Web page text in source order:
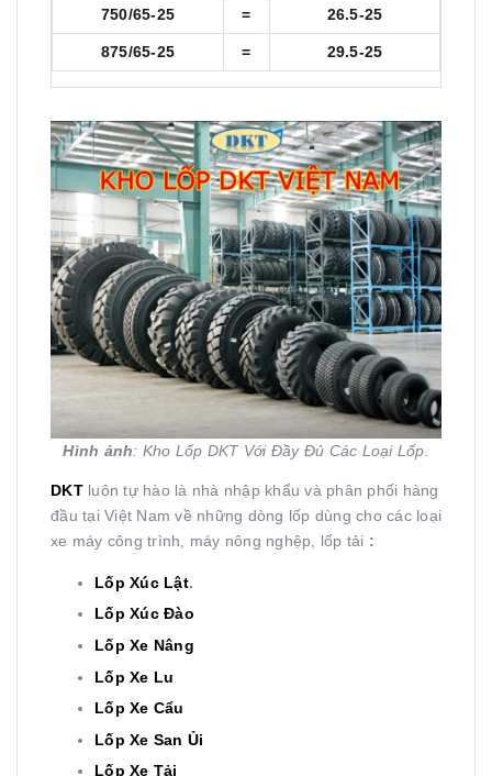
750/65-25 = 26.5-25
875/65-25 = 29.5-25
Hình ảnh: Kho Lốp DKT Với Đầy Đủ Các Loại Lốp.
DKT luôn tự hào là nhà nhập khẩu và phân phối hàng
đầu tại Việt Nam về những dòng lốp dùng cho các loại
xe máy công trình, máy nông nghệp, lốp tải :
Lốp Xúc Lật.
Lốp Xúc Đào
Lốp Xe Nâng
Lốp Xe Lu
Lốp Xe Cẩu
Lốp Xe San Ủi
Lốp Xe Tải